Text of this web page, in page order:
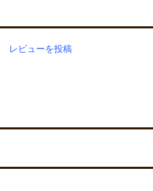
レビューを投稿